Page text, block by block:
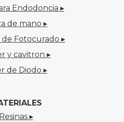
Endodoncia ▸
de mano ▸
de Fotocurado ▸
y cavitron ▸
de Diodo ▸
Resinas ▸